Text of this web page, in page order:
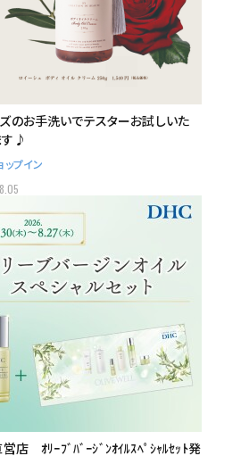
のお手洗いでテスターお試しいた
す♪
ップイン
営店 ｵﾘｰﾌﾞﾊﾞｰｼﾞﾝｵｲﾙｽﾍﾟｼｬﾙｾｯﾄ発